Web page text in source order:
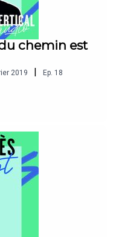
chemin est
2019 | Ep. 18